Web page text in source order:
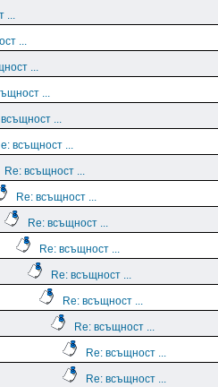
...
...
...
...
...
всъщност ...
Re: всъщност ...
Re: всъщност ...
Re: всъщност ...
Re: всъщност ...
Re: всъщност ...
Re: всъщност ...
Re: всъщност ...
Re: всъщност ...
Re: всъщност ...